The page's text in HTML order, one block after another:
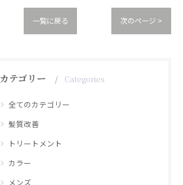
一覧に戻る 次のページ >
カテゴリー Categories
全てのカテゴリー
髪質改善
トリートメント
カラー
メンズ